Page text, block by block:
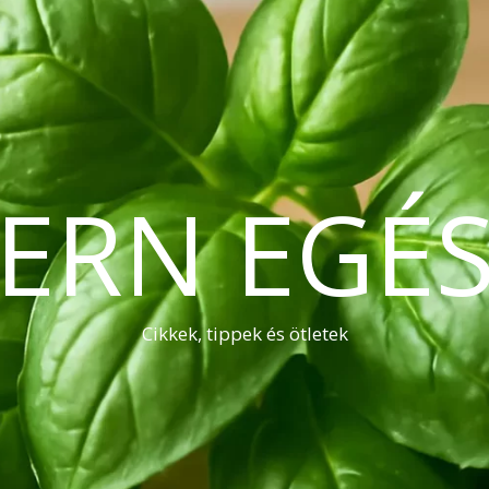
Cikkek, tippek és ötletek